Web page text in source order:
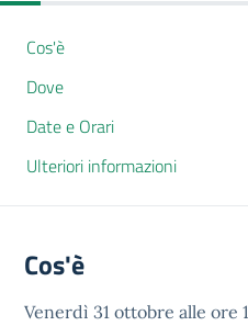
Cos'è
Dove
Date e Orari
Ulteriori informazioni
Cos'è
Venerdì 31 ottobre alle ore